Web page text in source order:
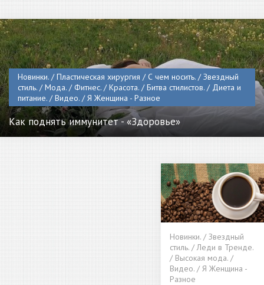
Новинки. / Пластическая хирургия / С чем носить. / Звездный
стиль. / Мода. / Фитнес. / Красота. / Битва стилистов. / Диета и
питание. / Видео. / Я Женщина - Разное
Как поднять иммунитет - «Здоровье»
Новинки. / Звездный
стиль. / Леди в Тренде.
/ Высокая мода. /
Видео. / Я Женщина -
Разное